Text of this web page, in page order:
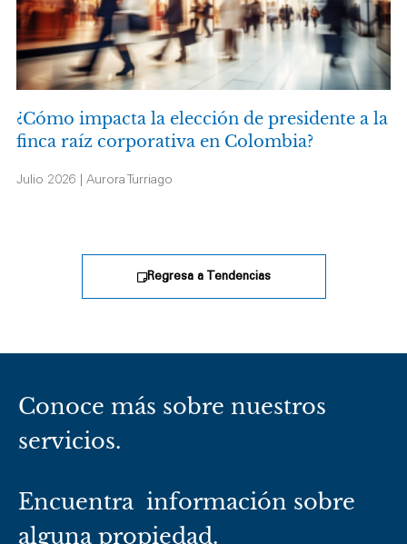
¿Cómo impacta la elección de presidente a la
finca raíz corporativa en Colombia?
Julio 2026 | Aurora Turriago
Regresa a Tendencias
Conoce más sobre nuestros
servicios.
Encuentra información sobre
alguna propiedad.